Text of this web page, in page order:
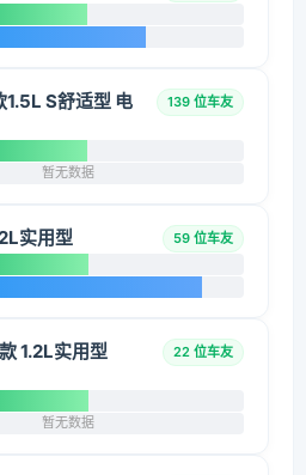
S舒适型 电
139 位车友
暂无数据
实用型 59 位车友
1.2L实用型
22 位车友
暂无数据